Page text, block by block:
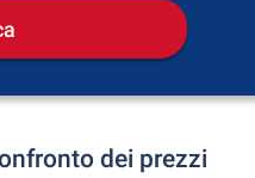
dei prezzi